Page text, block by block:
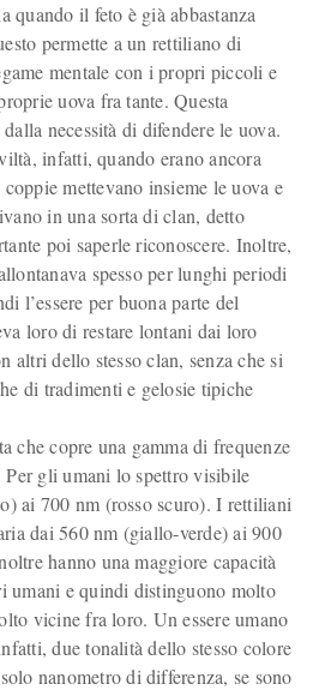
quando il feto è già abbastanza
permette a un rettiliano di
mentale con i propri piccoli e
uova fra tante. Questa
necessità di difendere le uova.
infatti, quando erano ancora
mettevano insieme le uova e
in una sorta di clan, detto
poi saperle riconoscere. Inoltre,
spesso per lunghi periodi
l’essere per buona parte del
loro di restare lontani dai loro
altri dello stesso clan, senza che si
di tradimenti e gelosie tipiche
che copre una gamma di frequenze
Per gli umani lo spettro visibile
ai 700 nm (rosso scuro). I rettiliani
dai 560 nm (giallo-verde) ai 900
hanno una maggiore capacità
umani e quindi distinguono molto
vicine fra loro. Un essere umano
due tonalità dello stesso colore
nanometro di differenza, se sono